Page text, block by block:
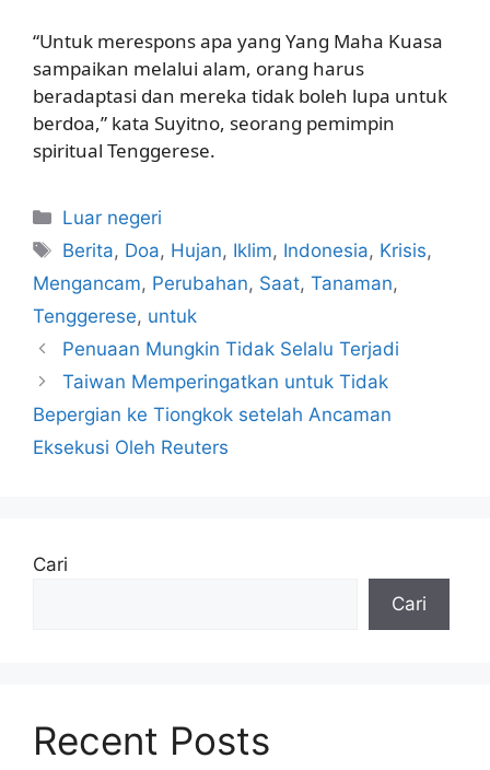
“Untuk merespons apa yang Yang Maha Kuasa
sampaikan melalui alam, orang harus
beradaptasi dan mereka tidak boleh lupa untuk
berdoa,” kata Suyitno, seorang pemimpin
spiritual Tenggerese.
Kategori
Luar negeri
Tag
Berita, Doa, Hujan, Iklim, Indonesia, Krisis,
Mengancam, Perubahan, Saat, Tanaman,
Tenggerese, untuk
Penuaan Mungkin Tidak Selalu Terjadi
Taiwan Memperingatkan untuk Tidak
Bepergian ke Tiongkok setelah Ancaman
Eksekusi Oleh Reuters
Cari
Cari
Recent Posts